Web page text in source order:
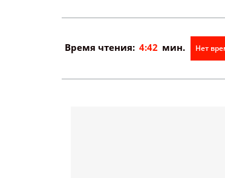
Время чтения: 4:42 мин. Нет